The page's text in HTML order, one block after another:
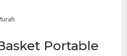
Portable